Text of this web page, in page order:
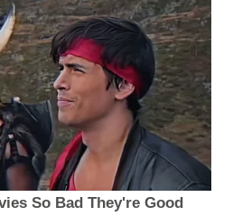
So Bad They're Good